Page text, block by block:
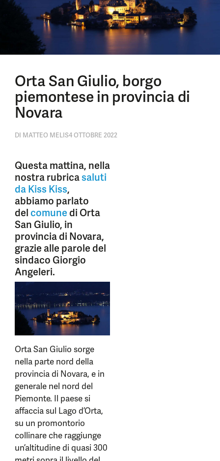
Orta San Giulio, borgo
piemontese in provincia di
Novara
DI MATTEO MELIS4 OTTOBRE 2022
Questa mattina, nella
nostra rubricasaluti
da Kiss Kiss,
abbiamo parlato
delcomune di Orta
San Giulio, in
provincia di Novara,
grazie alle parole del
sindaco Giorgio
Angeleri.
Orta San Giulio sorge
nella parte nord della
provincia di Novara, e in
generale nel nord del
Piemonte. Il paese si
affaccia sul Lago d’Orta,
su un promontorio
collinare che raggiunge
un’altitudine di quasi 300